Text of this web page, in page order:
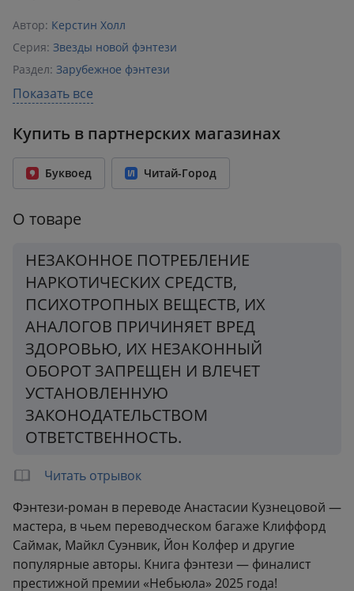
Автор: Керстин Холл
Серия: Звезды новой фэнтези
Раздел: Зарубежное фэнтези
Издательство:
Возрастное ограничение: 18+
Год издания: 2026
Количество страниц: 608
Бумага: офсет
Вес: 0.72 кг
Показать все
Купить в партнерских магазинах
Буквоед Читай-Город
О товаре
НЕЗАКОННОЕ ПОТРЕБЛЕНИЕ
НАРКОТИЧЕСКИХ СРЕДСТВ,
ПСИХОТРОПНЫХ ВЕЩЕСТВ, ИХ
АНАЛОГОВ ПРИЧИНЯЕТ ВРЕД
ЗДОРОВЬЮ, ИХ НЕЗАКОННЫЙ
ОБОРОТ ЗАПРЕЩЕН И ВЛЕЧЕТ
УСТАНОВЛЕННУЮ
ЗАКОНОДАТЕЛЬСТВОМ
ОТВЕТСТВЕННОСТЬ.
Читать отрывок
Фэнтези‑роман в переводе Анастасии Кузнецовой —
мастера, в чьем переводческом багаже Клиффорд
Саймак, Майкл Суэнвик, Йон Колфер и другие
популярные авторы. Книга фэнтези — финалист
престижной премии «Небьюла» 2025 года!